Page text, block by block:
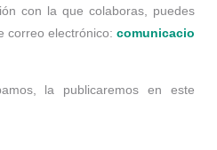
con la que colaboras, puedes
correo electrónico: comunicacio
la publicaremos en este